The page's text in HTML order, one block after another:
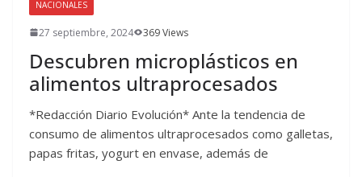
NACIONALES
27 septiembre, 2024 369 Views
Descubren microplásticos en
alimentos ultraprocesados
*Redacción Diario Evolución* Ante la tendencia de
consumo de alimentos ultraprocesados como galletas,
papas fritas, yogurt en envase, además de